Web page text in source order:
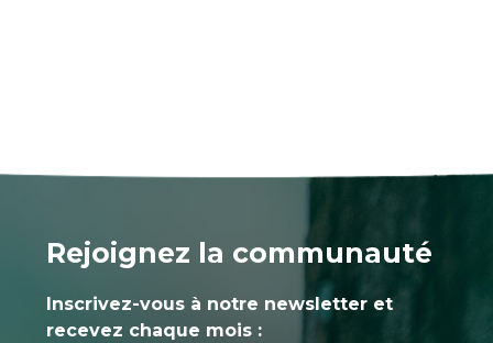
Rejoignez la communauté
Inscrivez-vous à notre newsletter et
recevez chaque mois :